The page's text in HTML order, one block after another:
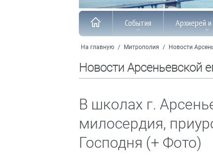
События Архиерей
На главную / Митрополия / Новости
Новости Арсеньевской
В школах г.
милосердия,
Господня (+ Фото)